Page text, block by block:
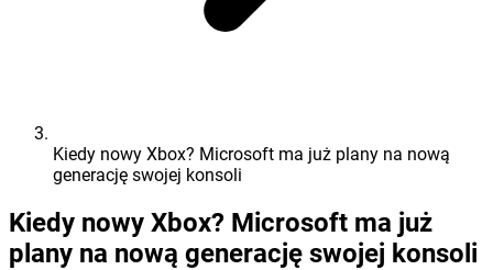
Kiedy nowy Xbox? Microsoft ma już plany na nową
generację swojej konsoli
Kiedy nowy Xbox? Microsoft ma już
plany na nową generację swojej konsoli